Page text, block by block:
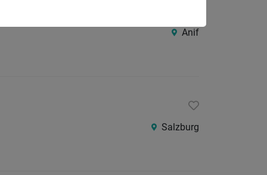
Anif
Salzburg